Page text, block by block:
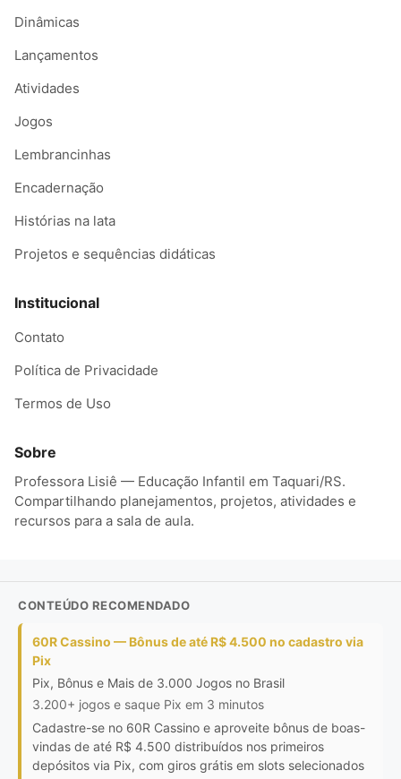
Dinâmicas
Lançamentos
Atividades
Jogos
Lembrancinhas
Encadernação
Histórias na lata
Projetos e sequências didáticas
Institucional
Contato
Política de Privacidade
Termos de Uso
Sobre
Professora Lisiê — Educação Infantil em Taquari/RS.
Compartilhando planejamentos, projetos, atividades e
recursos para a sala de aula.
CONTEÚDO RECOMENDADO
60R Cassino — Bônus de até R$ 4.500 no cadastro via
Pix
Pix, Bônus e Mais de 3.000 Jogos no Brasil
3.200+ jogos e saque Pix em 3 minutos
Cadastre-se no 60R Cassino e aproveite bônus de boas-
vindas de até R$ 4.500 distribuídos nos primeiros
depósitos via Pix, com giros grátis em slots selecionados